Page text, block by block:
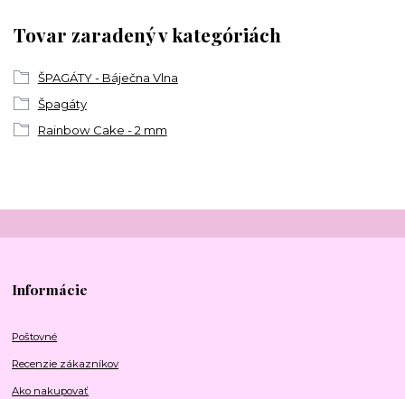
Tovar zaradený v kategóriách
ŠPAGÁTY - Báječna Vlna
Špagáty
Rainbow Cake - 2 mm
Informácie
Poštovné
Recenzie zákazníkov
Ako nakupovať